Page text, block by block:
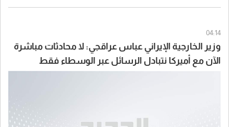
04:14
وزير الخارجية الإيراني عباس عراقجي: لا محادثات مباشرة
الآن مع أميركا نتبادل الرسائل عبر الوسطاء فقط